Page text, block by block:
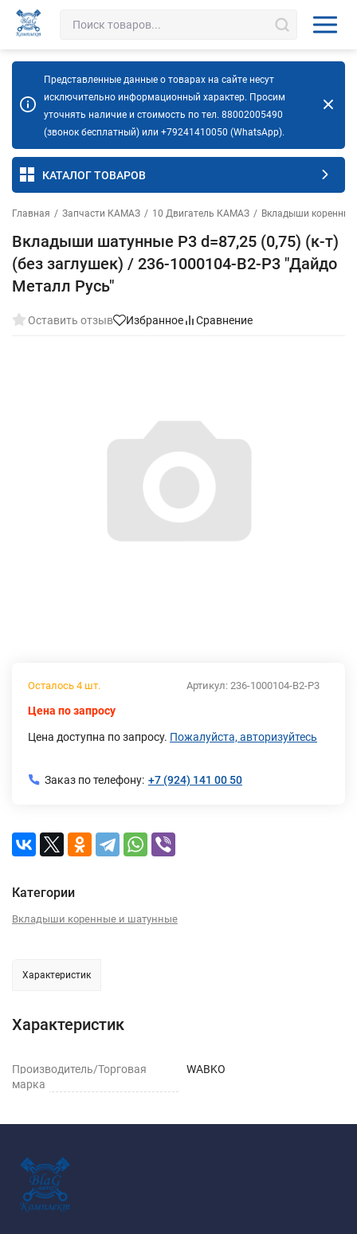
Представленные данные о товарах на сайте несут
исключительно информационный характер. Просим
уточнять наличие и стоимость по тел. 88002005490
(звонок бесплатный) или +79241410050 (WhatsApp).
КАТАЛОГ ТОВАРОВ
Главная / Запчасти КАМАЗ / 10 Двигатель КАМАЗ / Вкладыши
Вкладыши шатунные Р3 d=87,25 (0,75) (к-т)
(без заглушек) / 236-1000104-В2-Р3 "Дайдо
Металл Русь"
Оставить отзыв Избранное Сравнение
Артикул: 236-1000104-В2-Р3
Осталось 4 шт.
Цена по запросу
Цена доступна по запросу. Пожалуйста, авторизуйтесь
Заказ по телефону: +7 (924) 141 00 50
Категории
Вкладыши коренные и шатунные
Характеристик
Характеристик
Производитель/Торговая
марка
WABKO